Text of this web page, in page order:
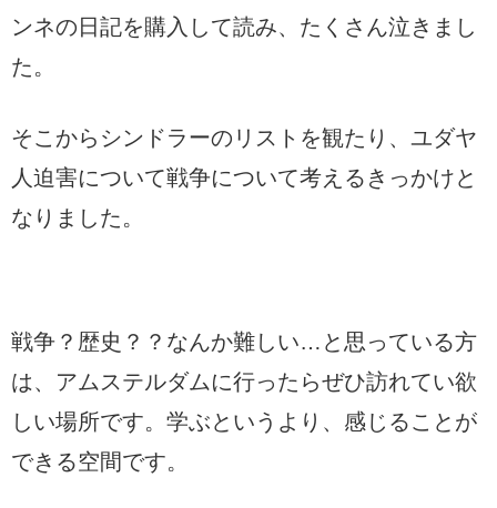
ンネの日記を購入して読み、たくさん泣きまし
た。
そこからシンドラーのリストを観たり、ユダヤ
人迫害について戦争について考えるきっかけと
なりました。
戦争？歴史？？なんか難しい…と思っている方
は、アムステルダムに行ったらぜひ訪れてい欲
しい場所です。学ぶというより、感じることが
できる空間です。